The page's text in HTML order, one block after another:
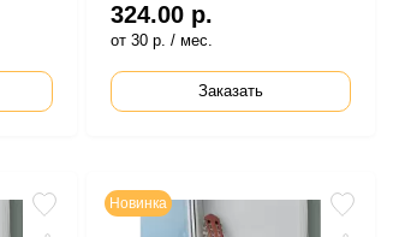
324.00 р.
от 30 р. / мес.
Заказать
Новинка